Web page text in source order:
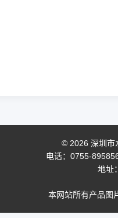
© 2026 深圳市
电话：0755-
地址
本网站所有产品图